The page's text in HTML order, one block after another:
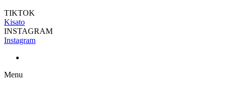
TIKTOK
Kisato
INSTAGRAM
Instagram
Menu